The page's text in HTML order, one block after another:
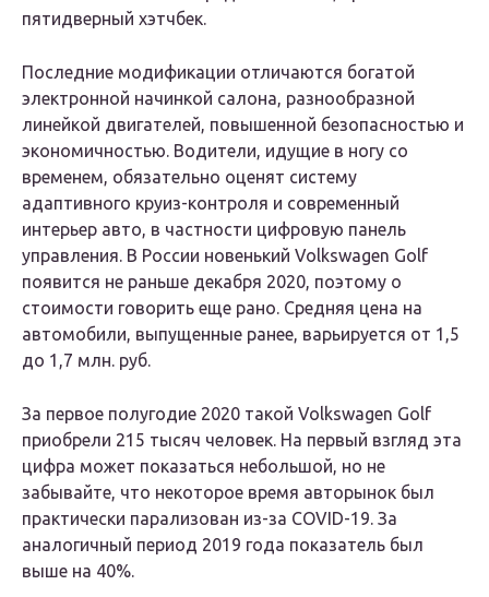
пятидверный хэтчбек.
Последние модификации отличаются богатой
электронной начинкой салона, разнообразной
линейкой двигателей, повышенной безопасностью и
экономичностью. Водители, идущие в ногу со
временем, обязательно оценят систему
адаптивного круиз-контроля и современный
интерьер авто, в частности цифровую панель
управления. В России новенький Volkswagen Golf
появится не раньше декабря 2020, поэтому о
стоимости говорить еще рано. Средняя цена на
автомобили, выпущенные ранее, варьируется от 1,5
до 1,7 млн. руб.
За первое полугодие 2020 такой Volkswagen Golf
приобрели 215 тысяч человек. На первый взгляд эта
цифра может показаться небольшой, но не
забывайте, что некоторое время авторынок был
практически парализован из-за COVID-19. За
аналогичный период 2019 года показатель был
выше на 40%.